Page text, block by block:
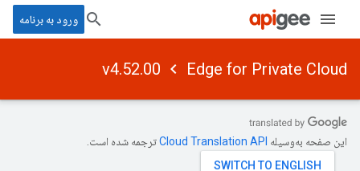
ورود به برنامه
Edge for Private Cloud
v4.52.00
این صفحه به‌وسیله ترجمه شده است.